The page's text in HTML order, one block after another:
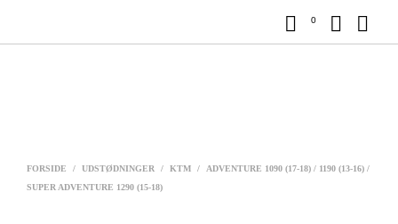
0
FORSIDE / UDSTØDNINGER / KTM /
ADVENTURE 1090 (17-18) / 1190 (13-16) /
SUPER ADVENTURE 1290 (15-18)